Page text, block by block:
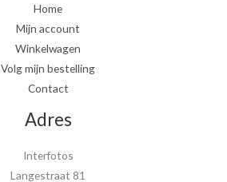
Home
Mijn account
Winkelwagen
Volg mijn bestelling
Contact
Adres
Interfotos
Langestraat 81